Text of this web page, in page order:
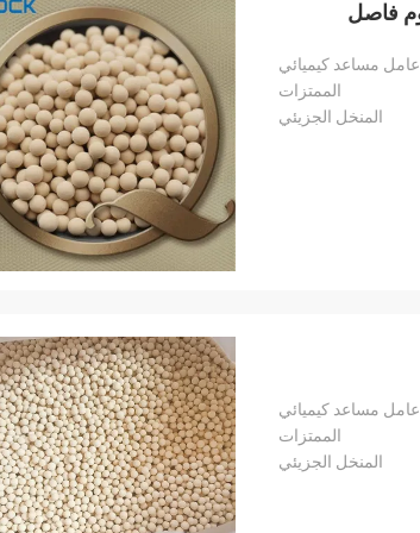
عامل مساعد كيميائي
الممتزات
المنخل الجزيئي
عامل مساعد كيميائي
الممتزات
المنخل الجزيئي